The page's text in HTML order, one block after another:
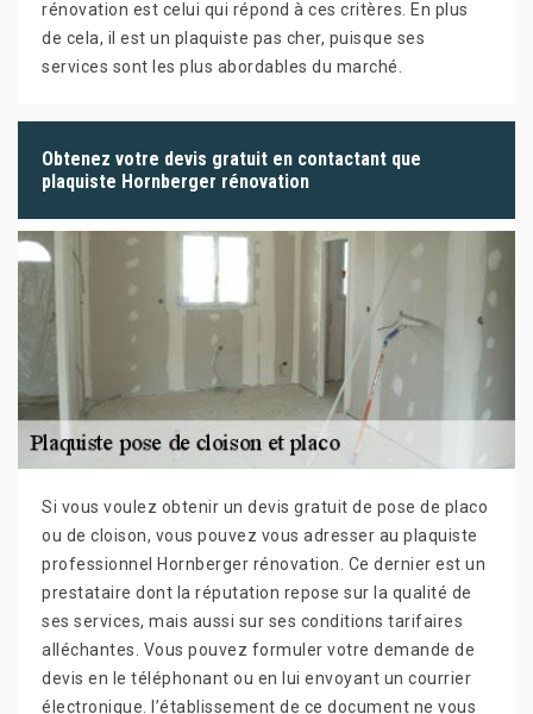
rénovation est celui qui répond à ces critères. En plus
de cela, il est un plaquiste pas cher, puisque ses
services sont les plus abordables du marché.
Obtenez votre devis gratuit en contactant que
plaquiste Hornberger rénovation
Si vous voulez obtenir un devis gratuit de pose de placo
ou de cloison, vous pouvez vous adresser au plaquiste
professionnel Hornberger rénovation. Ce dernier est un
prestataire dont la réputation repose sur la qualité de
ses services, mais aussi sur ses conditions tarifaires
alléchantes. Vous pouvez formuler votre demande de
devis en le téléphonant ou en lui envoyant un courrier
électronique. l’établissement de ce document ne vous